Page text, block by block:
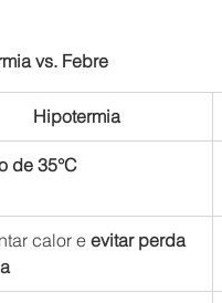
vs. Febre
Hipotermia
de 35°C
calor e evitar perda